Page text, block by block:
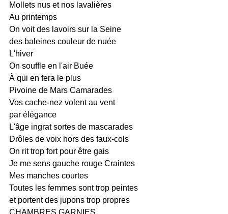
Mollets nus et nos lavalières
Au printemps
On voit des lavoirs sur la Seine
des baleines couleur de nuée
L'hiver
On souffle en l'air Buée
À qui en fera le plus
Pivoine de Mars Camarades
Vos cache-nez volent au vent
par élégance
L'âge ingrat sortes de mascarades
Drôles de voix hors des faux-cols
On rit trop fort pour être gais
Je me sens gauche rouge Craintes
Mes manches courtes
Toutes les femmes sont trop peintes
et portent des jupons trop propres
CHAMBRES GARNIES